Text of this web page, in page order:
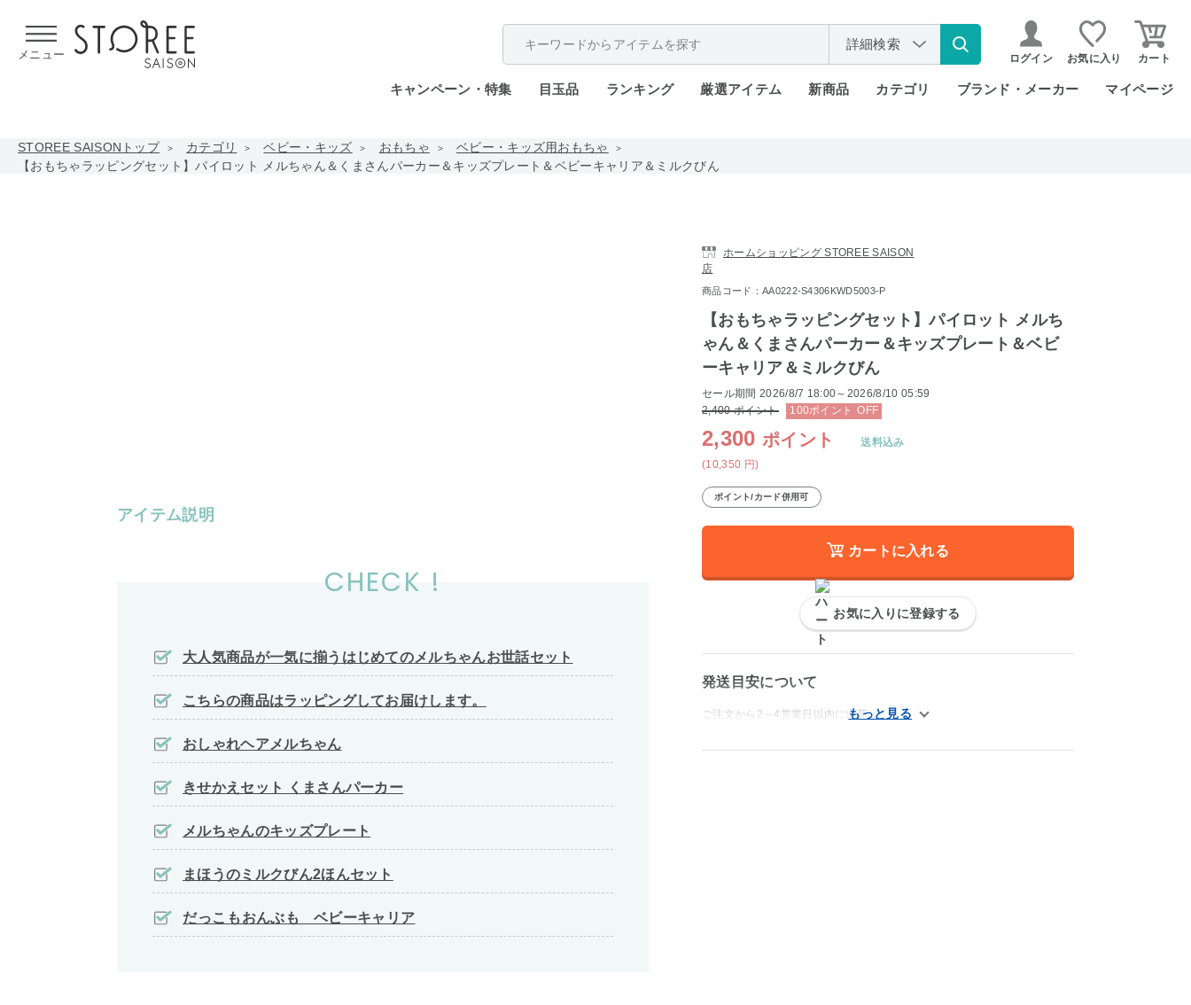
メニュー
詳細検索
ログイン お気に入り カート
キャンペーン・特集 目玉品 ランキング 厳選アイテム 新商品 カテゴリ ブランド・メーカー マイページ
STOREE SAISONトップ カテゴリ ベビー・キッズ おもちゃ
ベビー・キッズ用おもちゃ
【おもちゃラッピングセット】パイロット メルちゃん＆くまさんパーカー＆キッズプレート＆ベビーキャリア＆ミルクびん
アイテム説明
CHECK !
大人気商品が一気に揃うはじめてのメルちゃんお世話セット
こちらの商品はラッピングしてお届けします。
おしゃれヘアメルちゃん
きせかえセット くまさんパーカー
メルちゃんのキッズプレート
まほうのミルクびん2ほんセット
だっこもおんぶも ベビーキャリア
ホームショッピング STOREE SAISON
店
商品コード：AA0222-S4306KWD5003-P
【おもちゃラッピングセット】パイロット メルち
ゃん＆くまさんパーカー＆キッズプレート＆ベビ
ーキャリア＆ミルクびん
セール期間 2026/8/7 18:00～2026/8/10 05:59
2,400ポイント 100ポイント OFF
2,300 ポイント
(10,350 円)
送料込み
ポイント/カード併用可
カートに入れる
お気に入りに登録する
発送目安について
ご注文から2～4営業日以内に出荷